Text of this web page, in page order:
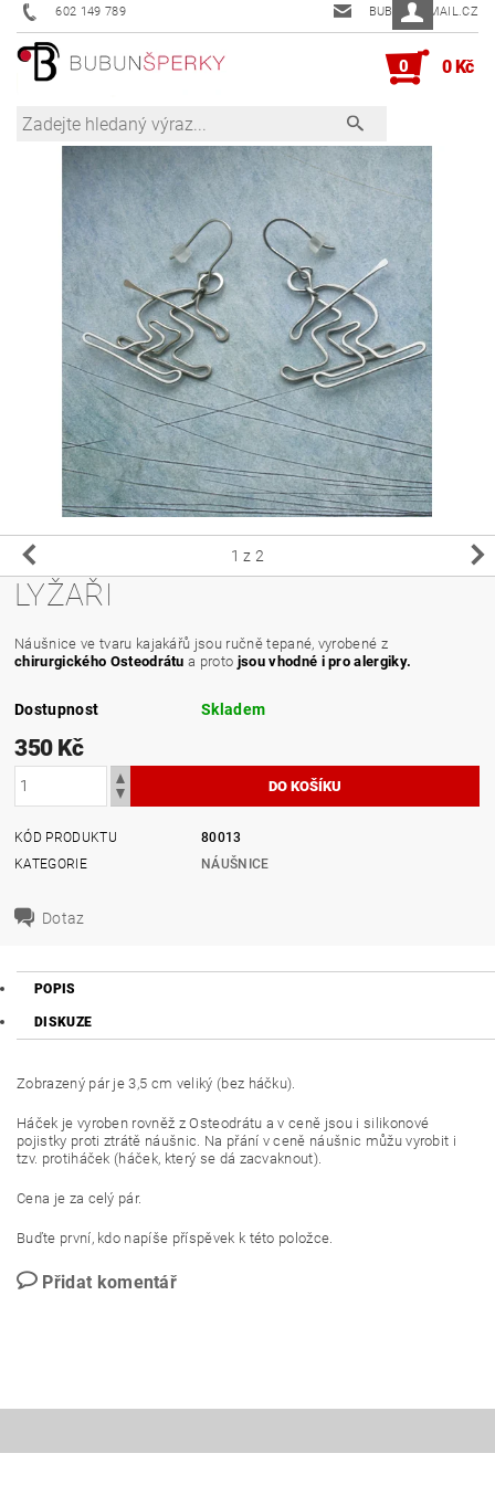
602 149 789 BUBUN@EMAIL.CZ
0 0 Kč
1 z 2
LYŽAŘI
Náušnice ve tvaru kajakářů jsou ručně tepané, vyrobené z
chirurgického Osteodrátu a proto jsou vhodné i pro alergiky.
Dostupnost Skladem
350 Kč
KÓD PRODUKTU
80013
KATEGORIE
NÁUŠNICE
Dotaz
POPIS
DISKUZE
Zobrazený pár je 3,5 cm veliký (bez háčku).
Háček je vyroben rovněž z Osteodrátu a v ceně jsou i silikonové
pojistky proti ztrátě náušnic. Na přání v ceně náušnic můžu vyrobit i
tzv. protiháček (háček, který se dá zacvaknout).
Cena je za celý pár.
Buďte první, kdo napíše příspěvek k této položce.
Přidat komentář